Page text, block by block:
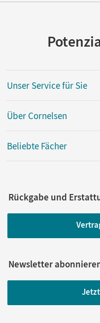
Unser Service für Sie
Über Cornelsen
Beliebte Fächer
Rückgabe und
Newsletter